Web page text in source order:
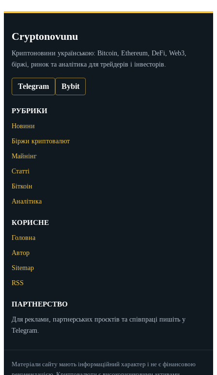
Cryptonovunu
Криптоновини українською: Bitcoin, Ethereum, DeFi, Web3,
біржі, ринок та аналітика для трейдерів і інвесторів.
Telegram Bybit
РУБРИКИ
Новини
Біржи криптовалют
Майнінг
Статті
Біткоін
Аналітика
КОРИСНЕ
Головна
Автор
Sitemap
RSS
ПАРТНЕРСТВО
Для реклами, партнерських проєктів та співпраці пишіть у
Telegram.
Матеріали сайту мають інформаційний характер і не є фінансовою